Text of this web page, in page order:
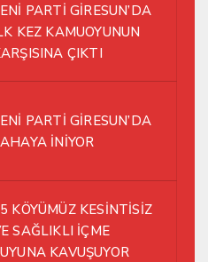
KARAR VERDİK
PARTİ GİRESUN’DA
KEZ KAMUOYUNUN
ÇIKTI
PARTİ GİRESUN’DA
İNİYOR
KÖYÜMÜZ KESİNTİSİZ
SAĞLIKLI İÇME
KAVUŞUYOR